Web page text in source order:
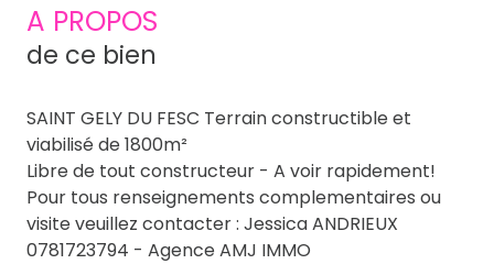
A PROPOS
de ce bien
SAINT GELY DU FESC Terrain constructible et
viabilisé de 1800m²
Libre de tout constructeur - A voir rapidement!
Pour tous renseignements complementaires ou
visite veuillez contacter : Jessica ANDRIEUX
0781723794 - Agence AMJ IMMO